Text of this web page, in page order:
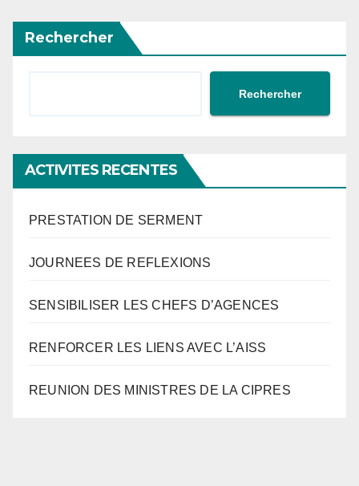
Rechercher
Rechercher
ACTIVITES RECENTES
PRESTATION DE SERMENT
JOURNEES DE REFLEXIONS
SENSIBILISER LES CHEFS D’AGENCES
RENFORCER LES LIENS AVEC L’AISS
REUNION DES MINISTRES DE LA CIPRES